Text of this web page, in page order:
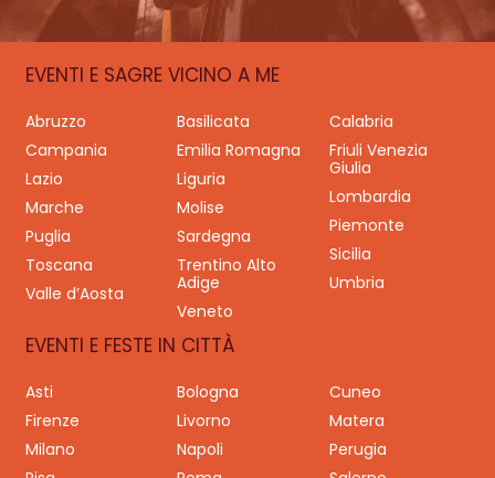
EVENTI E SAGRE VICINO A ME
Abruzzo Basilicata
Calabria
Campania
Emilia Romagna
Friuli Venezia
Giulia
Lazio
Liguria
Lombardia
Marche
Molise
Piemonte
Puglia
Sardegna
Sicilia
Toscana
Trentino Alto
Adige
Umbria
Valle d’Aosta
Veneto
EVENTI E FESTE IN CITTÀ
Asti Bologna
Cuneo
Firenze
Livorno
Matera
Milano
Napoli
Perugia